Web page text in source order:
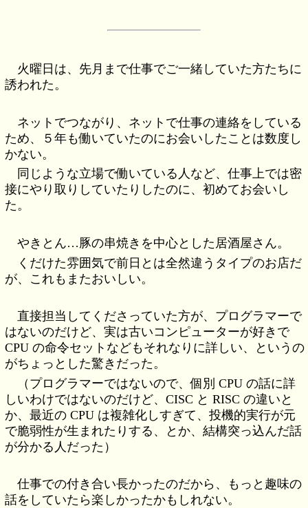
火曜日は、先月まで仕事でご一緒していた方たちに
誘われた。
ネットでつながり、ネットで仕事の連絡をしている
ため、５年も働いていたのにお会いしたことは数度し
かない。
同じような立場で働いている人など、仕事上では密
接にやり取りしていたりしたのに、初めてお会いし
た。
やきとん…豚の串焼きを中心とした居酒屋さん。
くだけた雰囲気で前日とは全然違うタイプのお店だ
が、これもまたおいしい。
直接担当してくださっていた方が、プログラマーで
はないのだけど、実は古いコンピューターが好きで
CPU の命令セットなどもそれなりに詳しい、というの
がちょっとした驚きだった。
（プログラマーではないので、個別 CPU の話に詳
しいわけではないのだけど、CISC と RISC の違いと
か、最近の CPU は複雑化しすぎて、投機的実行が元
で脆弱性が生まれたりする、とか、結構突っ込んだ話
が分かる人だった）
仕事での付き合い長かったのだから、もっと趣味の
話をしていたら楽しかったかもしれない。